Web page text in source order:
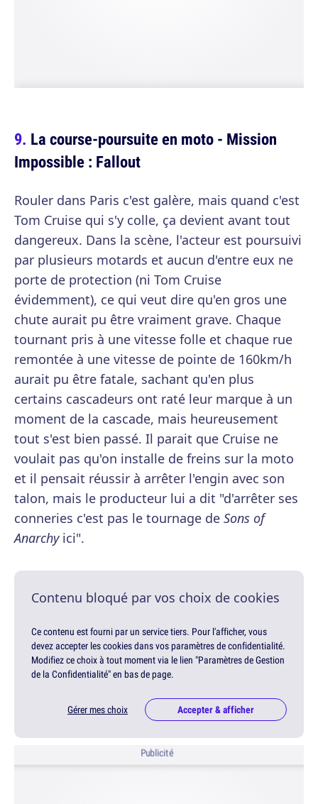
La course-poursuite en moto - Mission
Impossible : Fallout
Rouler dans Paris c'est galère, mais quand c'est
Tom Cruise qui s'y colle, ça devient avant tout
dangereux. Dans la scène, l'acteur est poursuivi
par plusieurs motards et aucun d'entre eux ne
porte de protection (ni Tom Cruise
évidemment), ce qui veut dire qu'en gros une
chute aurait pu être vraiment grave. Chaque
tournant pris à une vitesse folle et chaque rue
remontée à une vitesse de pointe de 160km/h
aurait pu être fatale, sachant qu'en plus
certains cascadeurs ont raté leur marque à un
moment de la cascade, mais heureusement
tout s'est bien passé. Il parait que Cruise ne
voulait pas qu'on installe de freins sur la moto
et il pensait réussir à arrêter l'engin avec son
talon, mais le producteur lui a dit "d'arrêter ses
conneries c'est pas le tournage de Sons of
Anarchyici".
Contenu bloqué par vos choix de cookies
Ce contenu est fourni par un service tiers. Pour l'afficher, vous
devez accepter les cookies dans vos paramètres de confidentialité.
Modifiez ce choix à tout moment via le lien "Paramètres de Gestion
de la Confidentialité" en bas de page.
Gérer mes choix Accepter & afficher
Publicité